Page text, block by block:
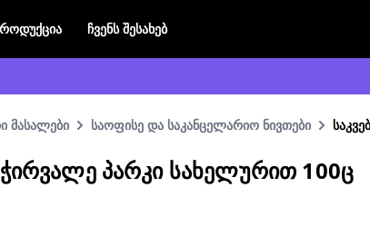
ჩვენს შესახებ
მასალები საოფისე და საკანცელარიო ნივთები
ᲞᲐᲠᲙᲘ ᲡᲐᲮᲔᲚᲣᲠᲘᲗ 100Ც